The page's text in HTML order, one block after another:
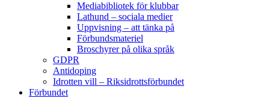
Mediabibliotek för klubbar
Lathund – sociala medier
Uppvisning – att tänka på
Förbundsmateriel
Broschyrer på olika språk
GDPR
Antidoping
Idrotten vill – Riksidrottsförbundet
Förbundet